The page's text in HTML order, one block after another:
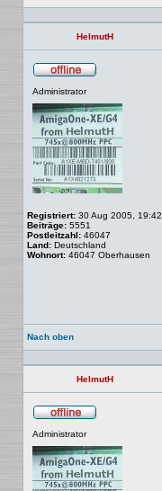
HelmutH
Administrator
Registriert: 30 Aug 2005, 19:42
Beiträge: 5551
Postleitzahl: 46047
Land: Deutschland
Wohnort: 46047 Oberhausen
Nach oben
HelmutH
Administrator